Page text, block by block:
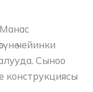
Манас
чейинки
Сыноо
конструкциясы